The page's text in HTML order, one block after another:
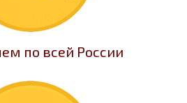
по всей России